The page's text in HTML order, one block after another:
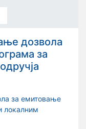
дозвола
за
за емитовање
локалним